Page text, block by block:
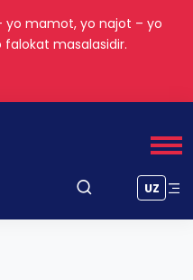
yo mamot, yo najot – yo
masalasidir.
UZ